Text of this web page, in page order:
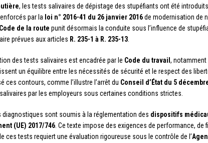
, les tests salivaires de dépistage des stupéfiants ont été
par la loi n° 2016-41 du 26 janvier 2016de modernisation de
de la route punit désormais la conduite sous l’influence de
prévues aux articles R. 235-1 à R. 235-13
des tests salivaires est encadrée par le Code du travail , notamment
un équilibre entre les nécessités de sécurité et le respect des
ces contours, comme l’illustre l’arrêt du Conseil d’État du 5
par les employeurs sous certaines conditions strictes.
diagnostiques sont soumis à la réglementation des dispositifs
(UE) 2017/746 . Ce texte impose des exigences de performance, de
ces tests requiert une évaluation rigoureuse sous le contrôle de l’